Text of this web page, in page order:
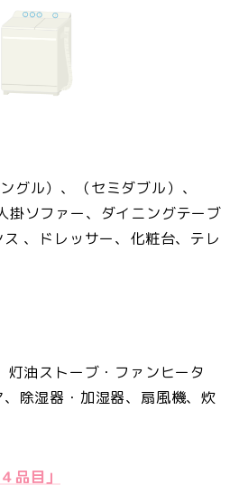
グル）、（セミダブル）、
掛ソファー、ダイニングテーブ
、ドレッサー、化粧台、テレ
器棚
灯油ストーブ・ファンヒータ
除湿器・加湿器、扇風機、炊
品目」